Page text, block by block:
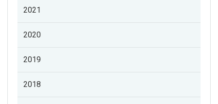
2021
2020
2019
2018